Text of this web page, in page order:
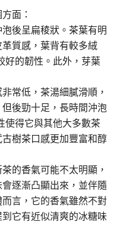
面：
後呈扁稜狀。茶葉有明
質感，葉背有較多絨
好的韌性。此外，芽葉
常低，茶湯細膩滑順，
後勁十足，長時間沖泡
使得它與其他大多數茶
樹茶口感更加豐富和醇
的香氣可能不太明顯，
逐漸凸顯出來，並伴隨
言，它的香氣雖然不對
它有近似清爽的冰糖味